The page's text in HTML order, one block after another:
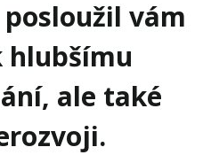
vám
hlubšímu
ale také